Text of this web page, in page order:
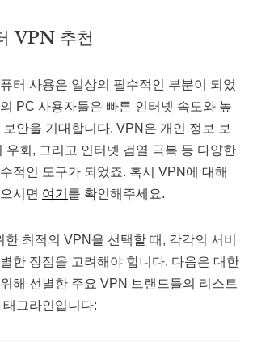
VPN 추천
터 사용은 일상의 필수적인 부분이 되었
PC 사용자들은 빠른 인터넷 속도와 높
안을 기대합니다. VPN은 개인 정보 보
우회, 그리고 인터넷 검열 극복 등 다양한
적인 도구가 되었죠. 혹시 VPN에 대해
시면 여기 를 확인해주세요.
최적의 VPN을 선택할 때, 각각의 서비
한 장점을 고려해야 합니다. 다음은 대한
해 선별한 주요 VPN 브랜드들의 리스트
그라인입니다: